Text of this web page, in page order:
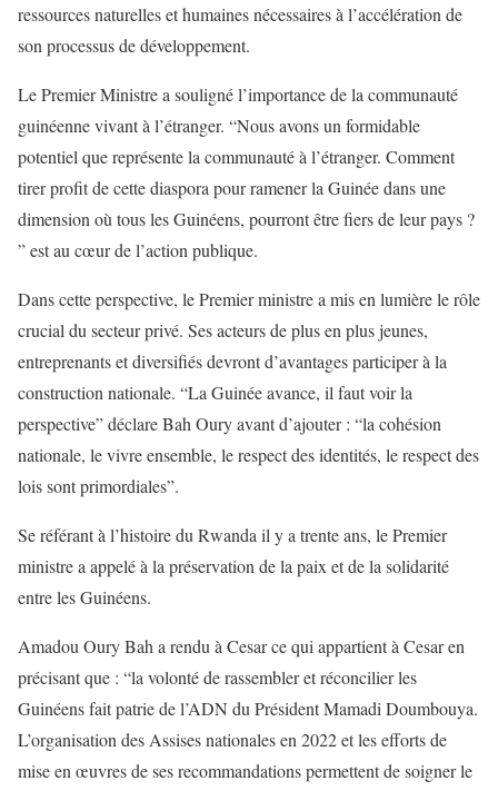
ressources naturelles et humaines nécessaires à l’accélération de
son processus de développement.
Le Premier Ministre a souligné l’importance de la communauté
guinéenne vivant à l’étranger. “Nous avons un formidable
potentiel que représente la communauté à l’étranger. Comment
tirer profit de cette diaspora pour ramener la Guinée dans une
dimension où tous les Guinéens, pourront être fiers de leur pays ?
” est au cœur de l’action publique.
Dans cette perspective, le Premier ministre a mis en lumière le rôle
crucial du secteur privé. Ses acteurs de plus en plus jeunes,
entreprenants et diversifiés devront d’avantages participer à la
construction nationale. “La Guinée avance, il faut voir la
perspective” déclare Bah Oury avant d’ajouter : “la cohésion
nationale, le vivre ensemble, le respect des identités, le respect des
lois sont primordiales”.
Se référant à l’histoire du Rwanda il y a trente ans, le Premier
ministre a appelé à la préservation de la paix et de la solidarité
entre les Guinéens.
Amadou Oury Bah a rendu à Cesar ce qui appartient à Cesar en
précisant que : “la volonté de rassembler et réconcilier les
Guinéens fait patrie de l’ADN du Président Mamadi Doumbouya.
L’organisation des Assises nationales en 2022 et les efforts de
mise en œuvres de ses recommandations permettent de soigner le